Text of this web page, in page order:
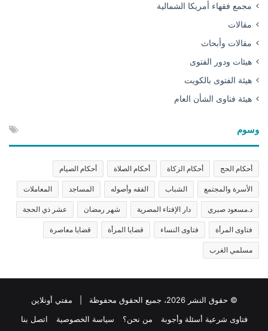
مجمع فقهاء أمريكا الشمالية
مقالات
مقالات وأبحاث
هيئات ودور الفتوى
هيئة الفتوى بالكويت
هيئة فتاوى الشأن العام
وسوم
أحكام الحج أحكام الزكاة أحكام الصلاة أحكام الصيام
الأسرة والمجتمع الشباب الفقه وأصوله المساجد المعاملات
د.مسعود صبري دار الإفتاء المصرية شهر رمضان عشر ذي الحجة
فتاوى المرأة فتاوى النساء قضايا المرأة قضايا معاصرة
مسلمي الغرب
© حقوق النشر 2026، جميع الحقوق محفوظة | مفتي أونلاين
فتاوى شرعية أسئلة وأجوبة
من نحن؟ سياسة الخصوصية اتصل بنا